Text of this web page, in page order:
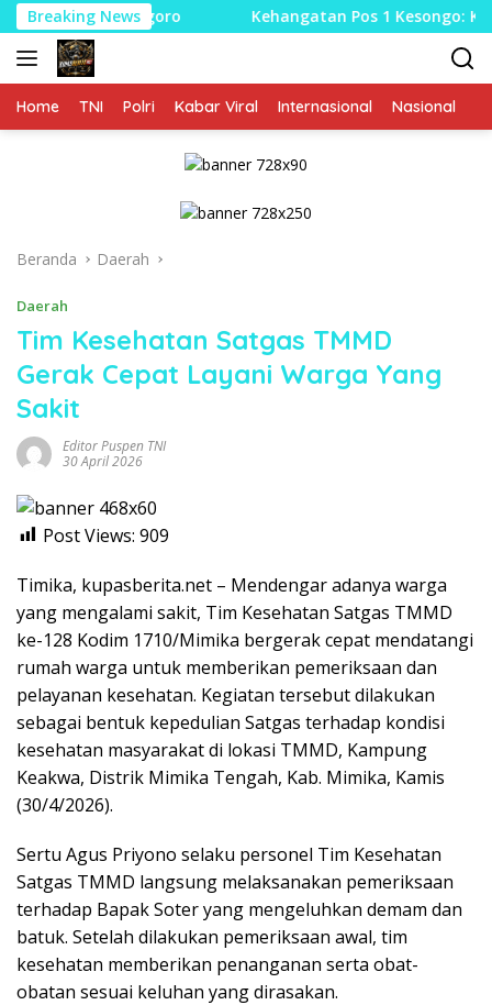
Langsung
ke
konten
Breaking News Kehangatan Pos 1 Kesongo: Ketika
Home TNI Polri Kabar Viral Internasional Nasional
Beranda Daerah
Daerah
Tim Kesehatan Satgas TMMD
Gerak Cepat Layani Warga Yang
Sakit
Editor Puspen TNI
30 April 2026
Post Views: 909
Timika, kupasberita.net – Mendengar adanya warga
yang mengalami sakit, Tim Kesehatan Satgas TMMD
ke-128 Kodim 1710/Mimika bergerak cepat mendatangi
rumah warga untuk memberikan pemeriksaan dan
pelayanan kesehatan. Kegiatan tersebut dilakukan
sebagai bentuk kepedulian Satgas terhadap kondisi
kesehatan masyarakat di lokasi TMMD, Kampung
Keakwa, Distrik Mimika Tengah, Kab. Mimika, Kamis
(30/4/2026).
Sertu Agus Priyono selaku personel Tim Kesehatan
Satgas TMMD langsung melaksanakan pemeriksaan
terhadap Bapak Soter yang mengeluhkan demam dan
batuk. Setelah dilakukan pemeriksaan awal, tim
kesehatan memberikan penanganan serta obat-
obatan sesuai keluhan yang dirasakan.